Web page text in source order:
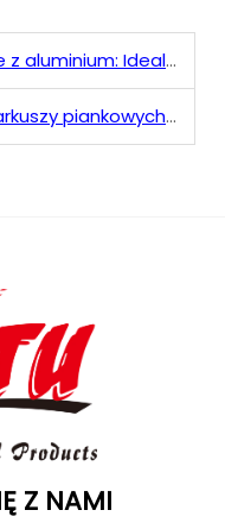
materiał na Twój następny projekt
PVC Celuka
Z NAMI